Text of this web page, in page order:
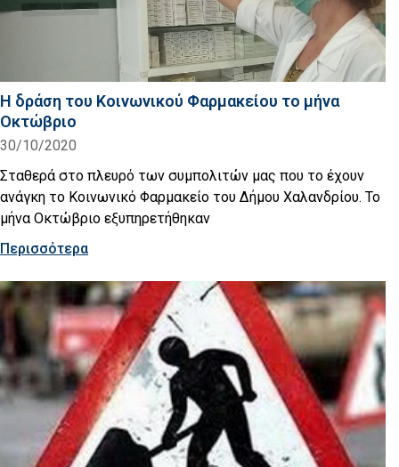
Η δράση του Κοινωνικού Φαρμακείου το μήνα
Οκτώβριο
30/10/2020
Σταθερά στο πλευρό των συμπολιτών μας που το έχουν
ανάγκη το Κοινωνικό Φαρμακείο του Δήμου Χαλανδρίου. Το
μήνα Οκτώβριο εξυπηρετήθηκαν
Περισσότερα